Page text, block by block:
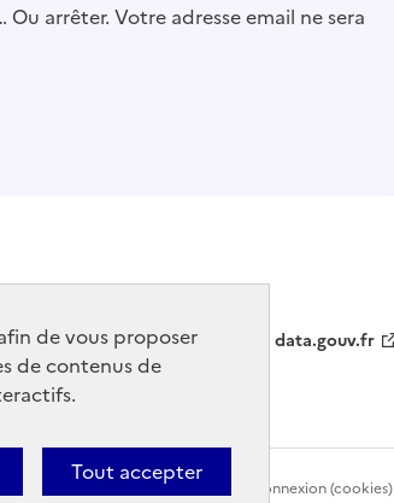
de vous proposer
de contenus de
Tout accepter
arrêter. Votre adresse email ne sera
data.gouv.fr
Politique d’utilisation des témoins de connexion (cookies)